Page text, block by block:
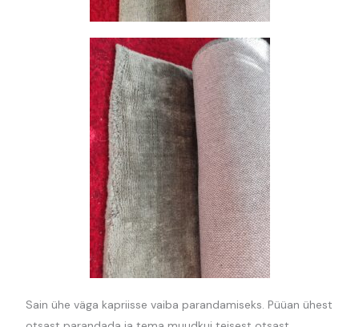
Sain ühe väga kapriisse vaiba parandamiseks. Püüan ühest